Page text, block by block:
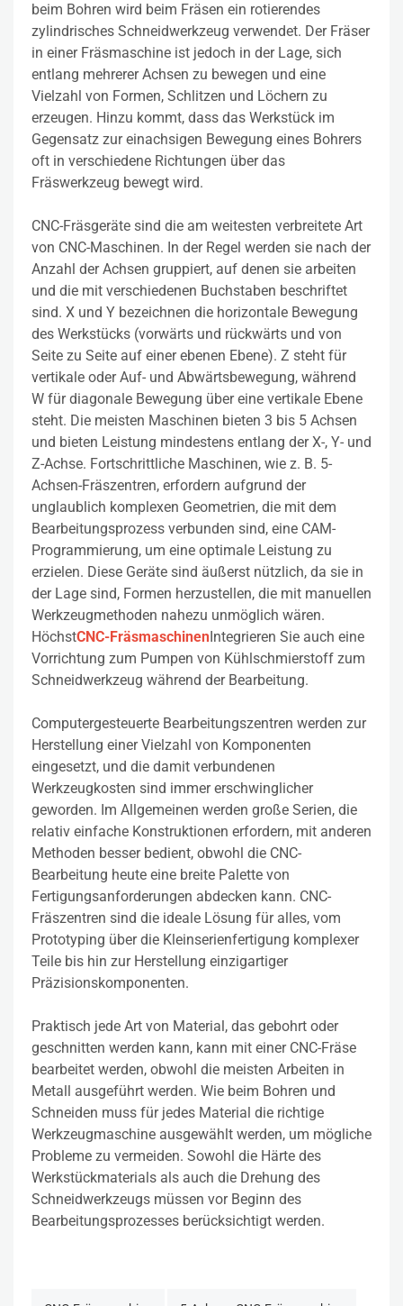
beim Bohren wird beim Fräsen ein rotierendes
zylindrisches Schneidwerkzeug verwendet. Der Fräser
in einer Fräsmaschine ist jedoch in der Lage, sich
entlang mehrerer Achsen zu bewegen und eine
Vielzahl von Formen, Schlitzen und Löchern zu
erzeugen. Hinzu kommt, dass das Werkstück im
Gegensatz zur einachsigen Bewegung eines Bohrers
oft in verschiedene Richtungen über das
Fräswerkzeug bewegt wird.
CNC-Fräsgeräte sind die am weitesten verbreitete Art
von CNC-Maschinen. In der Regel werden sie nach der
Anzahl der Achsen gruppiert, auf denen sie arbeiten
und die mit verschiedenen Buchstaben beschriftet
sind. X und Y bezeichnen die horizontale Bewegung
des Werkstücks (vorwärts und rückwärts und von
Seite zu Seite auf einer ebenen Ebene). Z steht für
vertikale oder Auf- und Abwärtsbewegung, während
W für diagonale Bewegung über eine vertikale Ebene
steht. Die meisten Maschinen bieten 3 bis 5 Achsen
und bieten Leistung mindestens entlang der X-, Y- und
Z-Achse. Fortschrittliche Maschinen, wie z. B. 5-
Achsen-Fräszentren, erfordern aufgrund der
unglaublich komplexen Geometrien, die mit dem
Bearbeitungsprozess verbunden sind, eine CAM-
Programmierung, um eine optimale Leistung zu
erzielen. Diese Geräte sind äußerst nützlich, da sie in
der Lage sind, Formen herzustellen, die mit manuellen
Werkzeugmethoden nahezu unmöglich wären.
HöchstCNC-FräsmaschinenIntegrieren Sie auch eine
Vorrichtung zum Pumpen von Kühlschmierstoff zum
Schneidwerkzeug während der Bearbeitung.
Computergesteuerte Bearbeitungszentren werden zur
Herstellung einer Vielzahl von Komponenten
eingesetzt, und die damit verbundenen
Werkzeugkosten sind immer erschwinglicher
geworden. Im Allgemeinen werden große Serien, die
relativ einfache Konstruktionen erfordern, mit anderen
Methoden besser bedient, obwohl die CNC-
Bearbeitung heute eine breite Palette von
Fertigungsanforderungen abdecken kann. CNC-
Fräszentren sind die ideale Lösung für alles, vom
Prototyping über die Kleinserienfertigung komplexer
Teile bis hin zur Herstellung einzigartiger
Präzisionskomponenten.
Praktisch jede Art von Material, das gebohrt oder
geschnitten werden kann, kann mit einer CNC-Fräse
bearbeitet werden, obwohl die meisten Arbeiten in
Metall ausgeführt werden. Wie beim Bohren und
Schneiden muss für jedes Material die richtige
Werkzeugmaschine ausgewählt werden, um mögliche
Probleme zu vermeiden. Sowohl die Härte des
Werkstückmaterials als auch die Drehung des
Schneidwerkzeugs müssen vor Beginn des
Bearbeitungsprozesses berücksichtigt werden.